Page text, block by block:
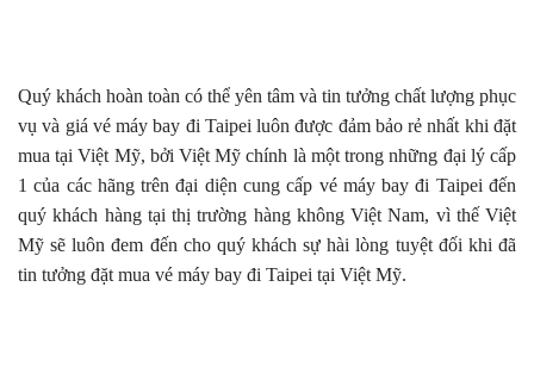
Quý khách hoàn toàn có thể yên tâm và tin tưởng chất lượng phục
vụ và giá vé máy bay đi Taipei luôn được đảm bảo rẻ nhất khi đặt
mua tại Việt Mỹ, bởi Việt Mỹ chính là một trong những đại lý cấp
1 của các hãng trên đại diện cung cấp vé máy bay đi Taipei đến
quý khách hàng tại thị trường hàng không Việt Nam, vì thế Việt
Mỹ sẽ luôn đem đến cho quý khách sự hài lòng tuyệt đối khi đã
tin tưởng đặt mua vé máy bay đi Taipei tại Việt Mỹ.